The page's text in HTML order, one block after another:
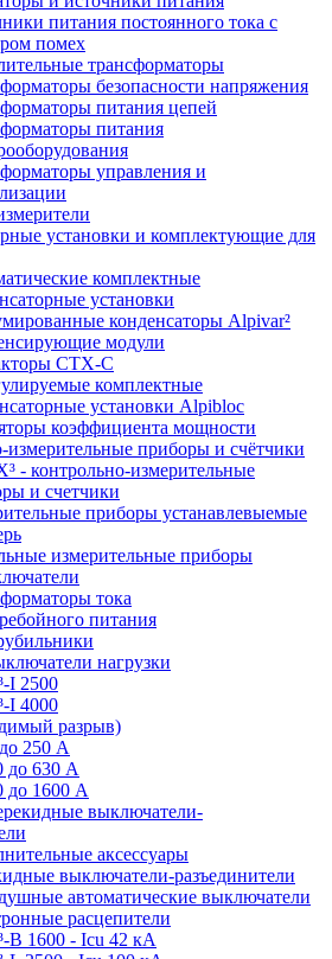
питания постоянного тока с
помех
трансформаторы
безопасности напряжения
питания цепей
питания
управления и
установки и комплектующие для
комплектные
установки
конденсаторы Alpivar²
модули
CTX-C
комплектные
установки Alpibloc
коэффициента мощности
измерительные приборы и счётчики
- контрольно-измерительные
и счетчики
приборы устанавлевыемые
измерительные приборы
тока
питания
нагрузки
I 2500
I 4000
разрыв)
250 А
до 630 А
до 1600 А
выключатели-
аксессуары
выключатели-разъединители
автоматические выключатели
расцепители
B 1600 - Icu 42 кА